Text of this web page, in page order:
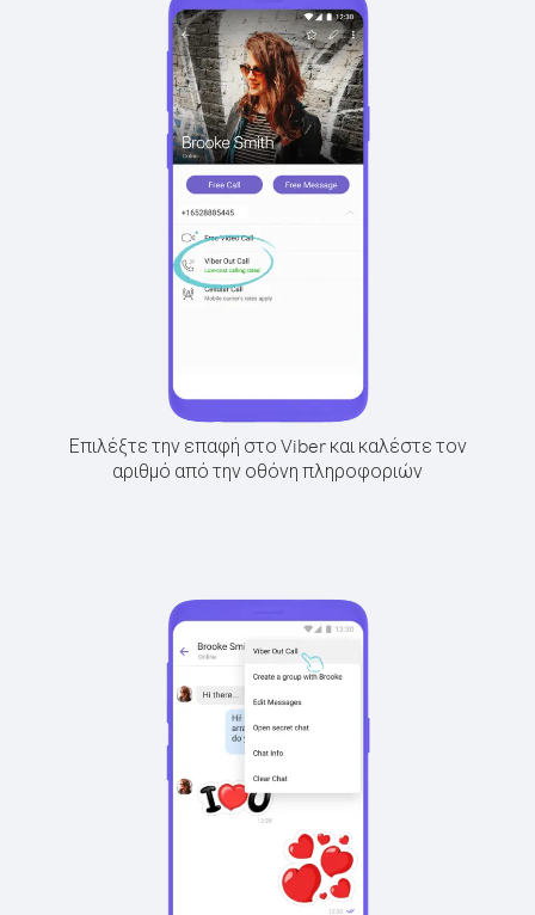
Επιλέξτε την επαφή στο Viber και καλέστε τον
αριθμό από την οθόνη πληροφοριών